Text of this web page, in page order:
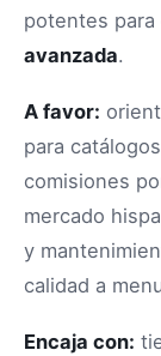
potentes para
avanzada.
A favor:
para
comisiones
mercado
y
calidad a
Encaja con: